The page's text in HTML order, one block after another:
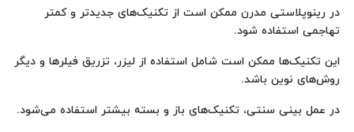
در رینوپلاستی مدرن ممکن است از تکنیک‌های جدیدتر و کمتر
تهاجمی استفاده شود.
این تکنیک‌ها ممکن است شامل استفاده از لیزر، تزریق فیلرها و دیگر
روش‌های نوین باشد.
در عمل بینی سنتی، تکنیک‌های باز و بسته بیشتر استفاده می‌شود.